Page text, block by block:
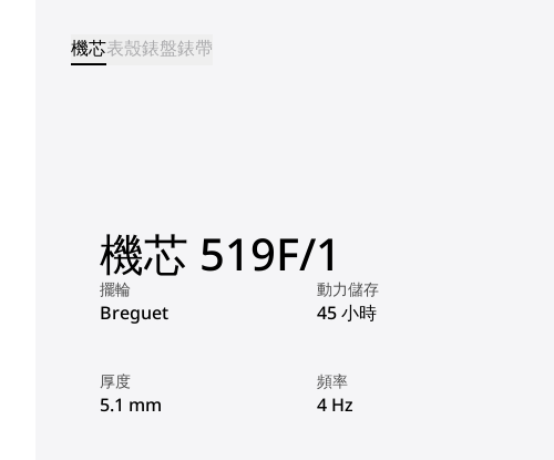
機芯表殼錶盤錶帶
機芯 519F/1
擺輪
Breguet
動力儲存
45 小時
厚度
5.1 mm
頻率
4 Hz